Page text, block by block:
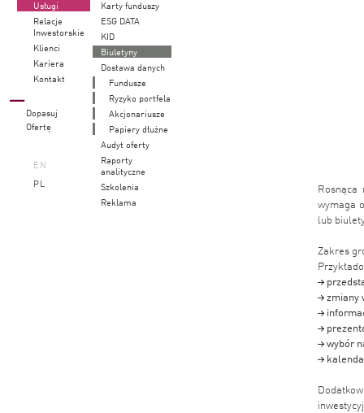
Usługi
Karty funduszy
ESG DATA
KID
Biuletyny
Dostawa danych
Fundusze
Ryzyko portfela
Akcjonariusze
Papiery dłużne
Audyt oferty
Raporty
analityczne
Szkolenia
Reklama
Relacje
Inwestorskie
Klienci
Kariera
Kontakt
Dopasuj
Ofertę
EN
PL
Rosnąca
wymaga
lub
Zakres
zmiany
wybór